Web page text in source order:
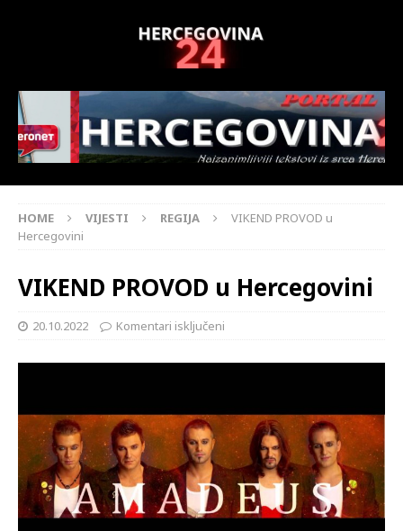
HOME VIJESTI REGIJA
VIKEND PROVOD u
Hercegovini
VIKEND PROVOD u Hercegovini
20.10.2022 Komentari isključeni